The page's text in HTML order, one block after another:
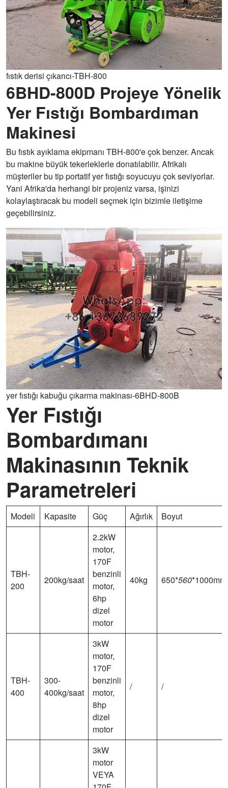
fıstık derisi çıkarıcı-TBH-800
6BHD-800D Projeye Yönelik
Yer Fıstığı Bombardıman
Makinesi
Bu fıstık ayıklama ekipmanı TBH-800'e çok benzer. Ancak
bu makine büyük tekerleklerle donatılabilir. Afrikalı
müşteriler bu tip portatif yer fıstığı soyucuyu çok seviyorlar.
Yani Afrika'da herhangi bir projeniz varsa, işinizi
kolaylaştıracak bu modeli seçmek için bizimle iletişime
geçebilirsiniz.
yer fıstığı kabuğu çıkarma makinası-6BHD-800B
Yer Fıstığı
Bombardımanı
Makinasının Teknik
Parametreleri
Modeli Kapasite Güç Ağırlık Boyut
TBH-
200
200kg/saat
2.2kW
motor,
170F
benzinli
motor,
6hp
dizel
motor
40kg 650*560*1000mm
TBH-
400
300-
400kg/saat
3kW
motor,
170F
benzinli
motor,
8hp
dizel
motor
/ /
3kW
motor
VEYA